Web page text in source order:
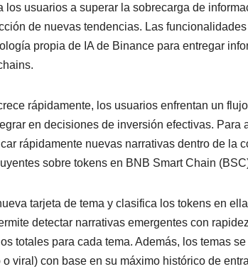
los usuarios a superar la sobrecarga de
de nuevas tendencias. Las
propia de IA de Binance para entregar
rápidamente, los usuarios enfrentan un
en decisiones de inversión efectivas. Para
rápidamente nuevas narrativas dentro de la
sobre tokens en BNB Smart Chain
tarjeta de tema y clasifica los tokens en
detectar narrativas emergentes con
totales para cada tema. Además, los temas
viral) con base en su máximo histórico de